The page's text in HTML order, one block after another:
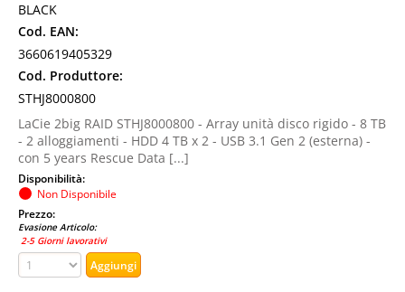
BLACK
Cod. EAN:
3660619405329
Cod. Produttore:
STHJ8000800
LaCie 2big RAID STHJ8000800 - Array unità disco rigido - 8 TB
- 2 alloggiamenti - HDD 4 TB x 2 - USB 3.1 Gen 2 (esterna) -
con 5 years Rescue Data [...]
Disponibilità:
Non Disponibile
Prezzo:
Evasione Articolo:
2-5 Giorni lavorativi